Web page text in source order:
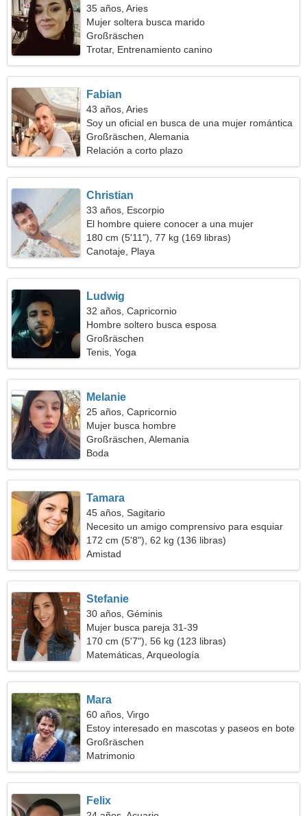
35 años, Aries
Mujer soltera busca marido
Großräschen
Trotar, Entrenamiento canino
Fabian
43 años, Aries
Soy un oficial en busca de una mujer romántica
Großräschen, Alemania
Relación a corto plazo
Christian
33 años, Escorpio
El hombre quiere conocer a una mujer
180 cm (5'11"), 77 kg (169 libras)
Canotaje, Playa
Ludwig
32 años, Capricornio
Hombre soltero busca esposa
Großräschen
Tenis, Yoga
Melanie
25 años, Capricornio
Mujer busca hombre
Großräschen, Alemania
Boda
Tamara
45 años, Sagitario
Necesito un amigo comprensivo para esquiar
juntos
172 cm (5'8"), 62 kg (136 libras)
Amistad
Stefanie
30 años, Géminis
Mujer busca pareja 31-39
170 cm (5'7"), 56 kg (123 libras)
Matemáticas, Arqueología
Mara
60 años, Virgo
Estoy interesado en mascotas y paseos en bote
Großräschen
Matrimonio
Felix